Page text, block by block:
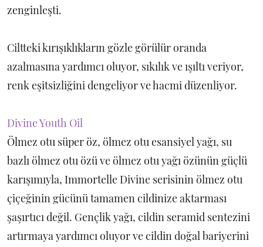
zenginleşti.
Ciltteki kırışıklıkların gözle görülür oranda
azalmasına yardımcı oluyor, sıkılık ve ışıltı veriyor,
renk eşitsizliğini dengeliyor ve hacmi düzenliyor.
Divine Youth Oil
Ölmez otu süper öz, ölmez otu esansiyel yağı, su
bazlı ölmez otu özü ve ölmez otu yağı özünün güçlü
karışımıyla, Immortelle Divine serisinin ölmez otu
çiçeğinin gücünü tamamen cildinize aktarması
şaşırtıcı değil. Gençlik yağı, cildin seramid sentezini
artırmaya yardımcı oluyor ve cildin doğal bariyerini